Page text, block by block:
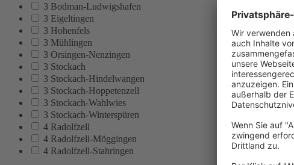
3 Bodman-Ludwigshafen
3 Eigeltingen
3 Hohenfels
3 Mühlingen
3 Orsingen-Nenzingen
3 Stockach
3 Stockach-Hindelwangen
3 Stockach-Hoppetenzell
3 Stockach-Wahlwies
3 Stockach-Winterspüren
4 Radolfzell
4 Radolfzell-Möggingen
4 Radolfzell-Stahringen